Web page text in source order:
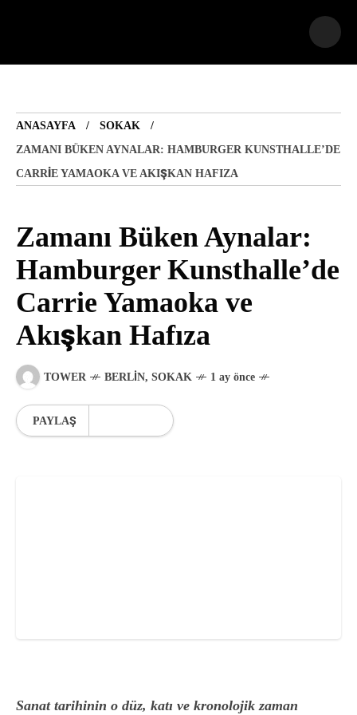
ANASAYFA
SOKAK
ZAMANI BÜKEN AYNALAR: HAMBURGER KUNSTHALLE’DE
CARRIE YAMAOKA VE AKIŞKAN HAFIZA
Zamanı Büken Aynalar:
Hamburger
Kunsthalle’de Carrie
Yamaoka ve Akışkan
Hafıza
TOWER BERLIN,SOKAK